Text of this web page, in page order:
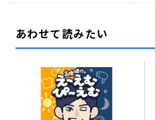
あわせて読みたい